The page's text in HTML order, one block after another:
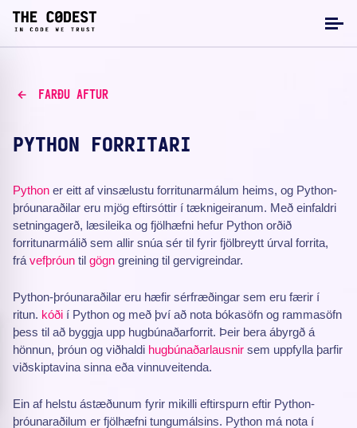
FARÐU AFTUR
PYTHON FORRITARI
Python er eitt af vinsælustu forritunarmálum heims, og Python-
þróunaraðilar eru mjög eftirsóttir í tæknigeiranum. Með einfaldri
setningagerð, læsileika og fjölhæfni hefur Python orðið
forritunarmálið sem allir snúa sér til fyrir fjölbreytt úrval forrita,
frá vefþróun til gögn greining til gervigreindar.
Python-þróunaraðilar eru hæfir sérfræðingar sem eru færir í
ritun. kóði í Python og með því að nota bókasöfn og rammasöfn
þess til að byggja upp hugbúnaðarforrit. Þeir bera ábyrgð á
hönnun, þróun og viðhaldi hugbúnaðarlausnir sem uppfylla þarfir
viðskiptavina sinna eða vinnuveitenda.
Ein af helstu ástæðunum fyrir mikilli eftirspurn eftir Python-
þróunaraðilum er fjölhæfni tungumálsins. Python má nota í